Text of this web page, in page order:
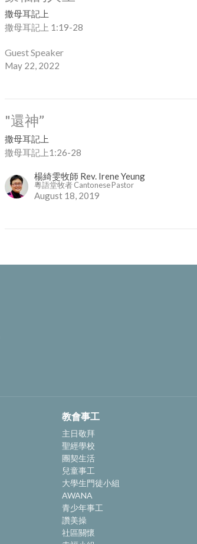
撒母耳記上
撒母耳記上 1:19-28
Guest Speaker
May 22, 2022
"還神”
撒母耳記上
撒母耳記上1:26-28
楊綺雯牧師 Rev. Irene Yeung
粵語堂牧者 Cantonese Pastor
August 18, 2019
教會事工
主日敬拜
聖經學校
團契生活
兒童事工
大學生門徒小組
AWANA
青少年事工
讚美操
社區關懷